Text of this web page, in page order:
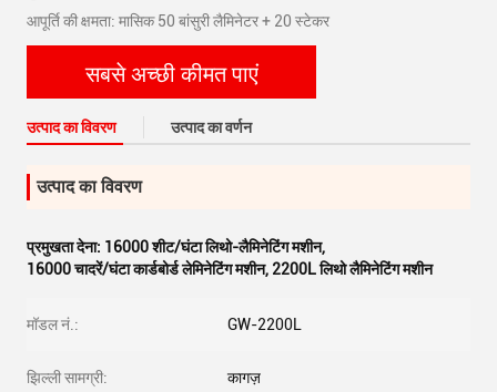
आपूर्ति की क्षमता: मासिक 50 बांसुरी लैमिनेटर + 20 स्टेकर
सबसे अच्छी कीमत पाएं
उत्पाद का विवरण उत्पाद का वर्णन
उत्पाद का विवरण
प्रमुखता देना: 16000 शीट/घंटा लिथो-लैमिनेटिंग मशीन,
16000 चादरें/घंटा कार्डबोर्ड लेमिनेटिंग मशीन, 2200L लिथो लैमिनेटिंग मशीन
मॉडल नं.: GW-2200L
झिल्ली सामग्री: कागज़